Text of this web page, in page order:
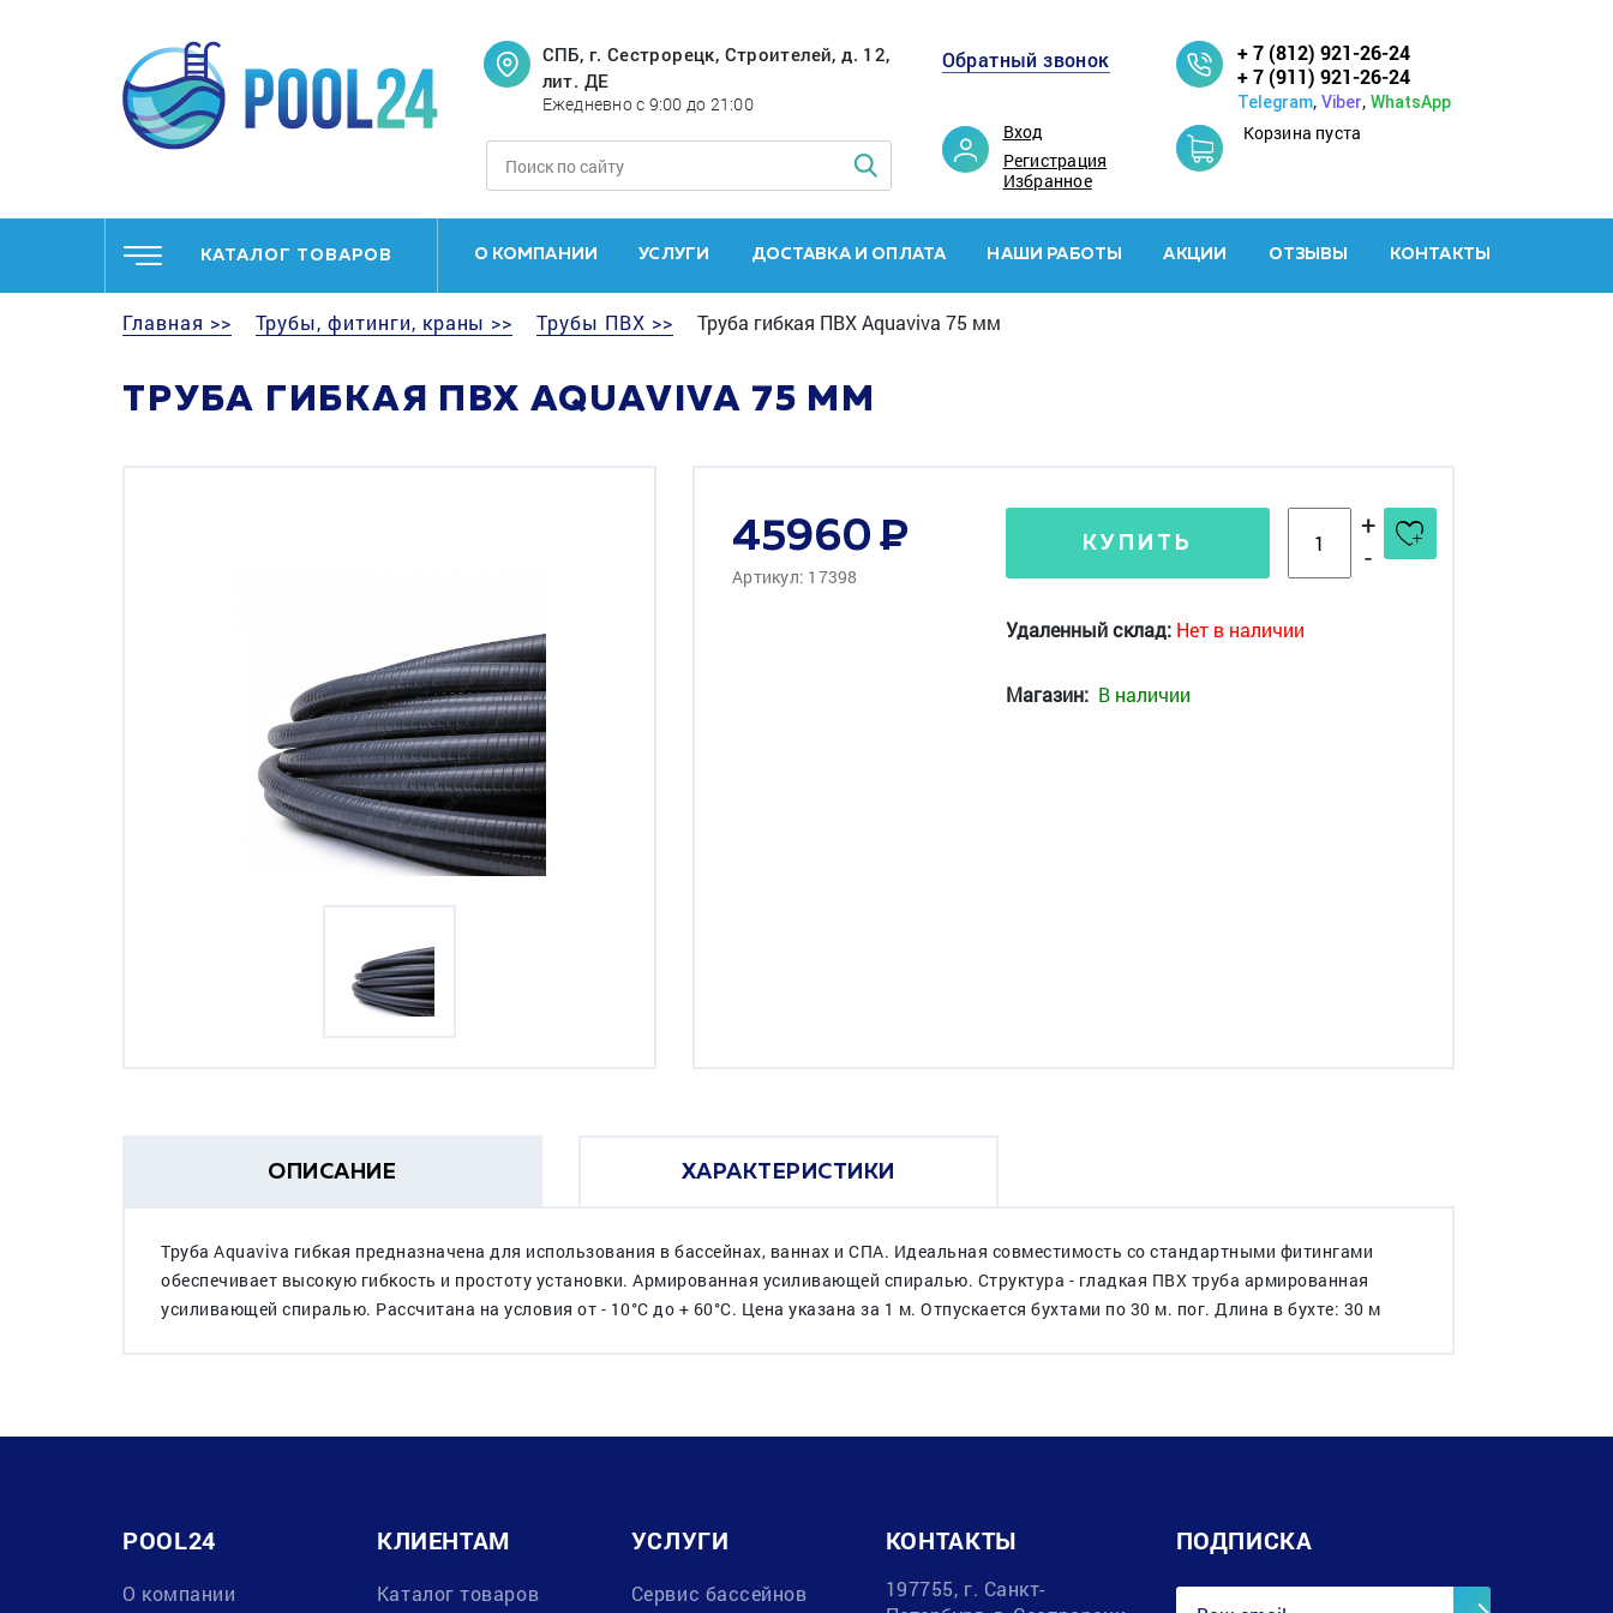
СПБ, г. Сестрорецк, Строителей, д. 12,
лит. ДЕ
Ежедневно с 9:00 до 21:00
Обратный звонок
Вход
Регистрация
Избранное
+ 7 (812) 921-26-24
+ 7 (911) 921-26-24
Telegram, Viber, WhatsApp
Корзина пуста
КАТАЛОГ ТОВАРОВ О КОМПАНИИ УСЛУГИ ДОСТАВКА И ОПЛАТА НАШИ РАБОТЫ АКЦИИ ОТЗЫВЫ КОНТАКТЫ
Главная >> Трубы, фитинги, краны >> Трубы ПВХ >> Труба гибкая ПВХ Aquaviva 75 мм
ТРУБА ГИБКАЯ ПВХ AQUAVIVA 75 ММ
45960
Артикул: 17398
КУПИТЬ
+
-
Удаленный склад: Нет в наличии
Магазин: В наличии
ОПИСАНИЕ ХАРАКТЕРИСТИКИ
Труба Aquaviva гибкая предназначена для использования в бассейнах, ваннах и СПА. Идеальная совместимость со стандартными фитингами
обеспечивает высокую гибкость и простоту установки. Армированная усиливающей спиралью. Структура - гладкая ПВХ труба армированная
усиливающей спиралью. Раccчитана на условия от - 10°С до + 60°С. Цена указана за 1 м. Отпускается бухтами по 30 м. пог. Длина в бухте: 30 м
POOL24
О компании
КЛИЕНТАМ
Каталог товаров
УСЛУГИ
Сервис бассейнов
КОНТАКТЫ
197755, г. Санкт-
ПОДПИСКА